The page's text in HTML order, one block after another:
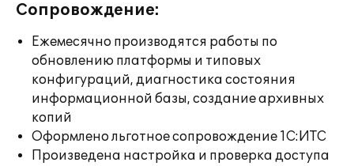
Сопровождение:
Ежемесячно производятся работы по
обновлению платформы и типовых
конфигураций, диагностика состояния
информационной базы, создание архивных
копий
Оформлено льготное сопровождение 1С:ИТС
Произведена настройка и проверка доступа